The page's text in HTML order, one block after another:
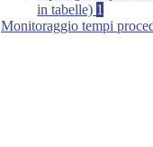
in tabelle) 1
Monitoraggio tempi